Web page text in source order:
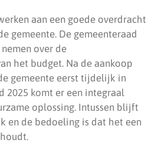
aan een goede overdracht
gemeente. De gemeenteraad
over de
het budget. Na de aankoop
gemeente eerst tijdelijk in
2025 komt er een integraal
oplossing. Intussen blijft
en de bedoeling is dat het een